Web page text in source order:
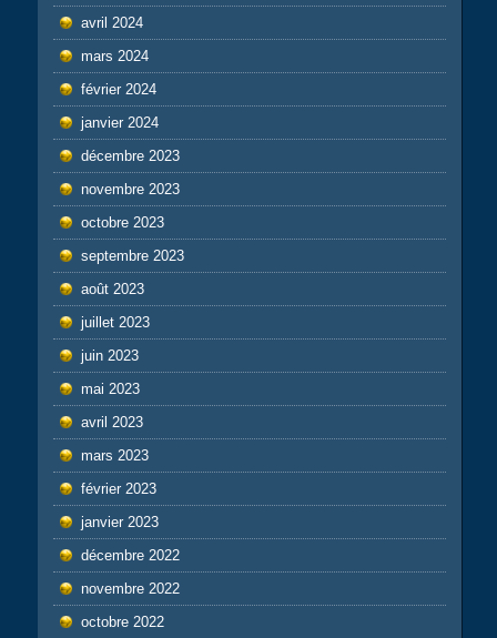
avril 2024
mars 2024
février 2024
janvier 2024
décembre 2023
novembre 2023
octobre 2023
septembre 2023
août 2023
juillet 2023
juin 2023
mai 2023
avril 2023
mars 2023
février 2023
janvier 2023
décembre 2022
novembre 2022
octobre 2022